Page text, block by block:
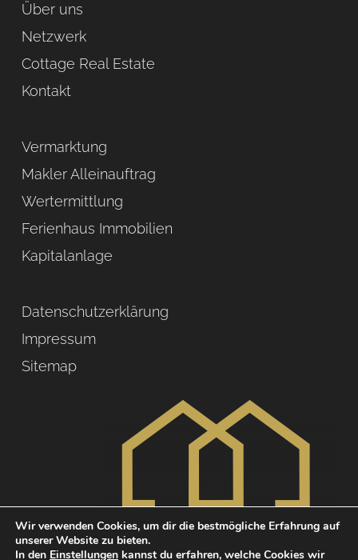
Über uns
Netzwerk
Cottage Real Estate
Kontakt
Vermarktung
Makler Alleinauftrag
Wertermittlung
Ferienhaus Immobilien
Kapitalanlage
Datenschutzerklärung
Impressum
Sitemap
Wir verwenden Cookies, um dir die bestmögliche Erfahrung auf
unserer Website zu bieten.
In den Einstellungen kannst du erfahren, welche Cookies wir